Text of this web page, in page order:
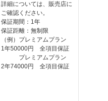
詳細については、販売店に
ご確認ください。
保証期間：1年
保証距離：無制限
（例）プレミアムプラン
1年50000円 全項目保証
プレミアムプラン
2年74000円 全項目保証